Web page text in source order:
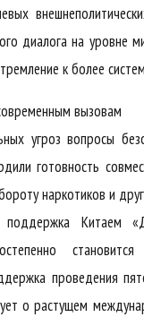
диалога на уровне
к более
вызовам
угроз вопросы
готовность
наркотиков и
поддержка Китаем
проведения
о растущем